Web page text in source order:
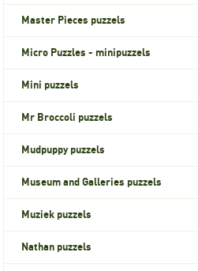
Master Pieces puzzels
Micro Puzzles - minipuzzels
Mini puzzels
Mr Broccoli puzzels
Mudpuppy puzzels
Museum and Galleries puzzels
Muziek puzzels
Nathan puzzels